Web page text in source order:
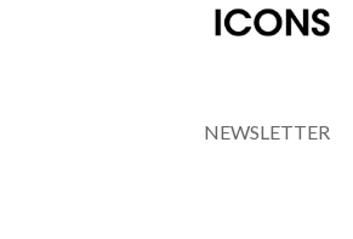
NEWSLETTER